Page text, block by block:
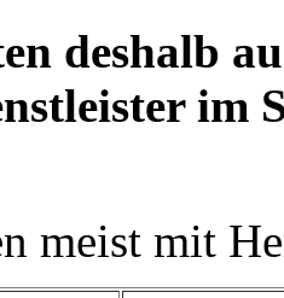
deshalb
im
meist mit